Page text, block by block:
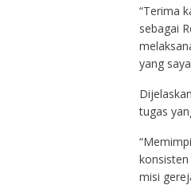
“Terima
sebagai
yang
tugas
misi